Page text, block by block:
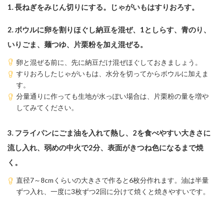
1. 長ねぎをみじん切りにする。じゃがいもはすりおろす。
2. ボウルに卵を割りほぐし納豆を混ぜ、1としらす、青のり、
いりごま、麺つゆ、片栗粉を加え混ぜる。
卵と混ぜる前に、先に納豆だけ混ぜほぐしておきましょう。
すりおろしたじゃがいもは、水分を切ってからボウルに加えま
す。
分量通りに作っても生地が水っぽい場合は、片栗粉の量を増や
してみてください。
3. フライパンにごま油を入れて熱し、2を食べやすい大きさに
流し入れ、弱めの中火で2分、表面がきつね色になるまで焼
く。
直径7～8cmくらいの大きさで作ると6枚分作れます。油は半量
ずつ入れ、一度に3枚ずつ2回に分けて焼くと焼きやすいです。